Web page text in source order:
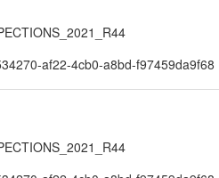
af22-4cb0-a8bd-f97459da9f68